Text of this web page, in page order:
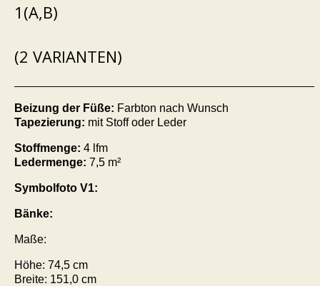
1(A,B)
(2 VARIANTEN)
Beizung der Füße: Farbton nach Wunsch
Tapezierung: mit Stoff oder Leder
Stoffmenge: 4 lfm
Ledermenge: 7,5 m²
Symbolfoto V1:
Bänke:
Maße:
Höhe: 74,5 cm
Breite: 151,0 cm